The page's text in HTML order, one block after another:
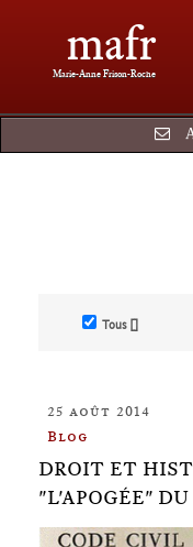
mafr
Marie-Anne Frison-Roche
Tous []
25 août 2014
Blog
DROIT ET
"L'APOGÉE"